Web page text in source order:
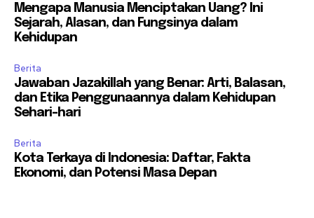
Mengapa Manusia Menciptakan Uang? Ini
Sejarah, Alasan, dan Fungsinya dalam
Kehidupan
Berita
Jawaban Jazakillah yang Benar: Arti, Balasan,
dan Etika Penggunaannya dalam Kehidupan
Sehari-hari
Berita
Kota Terkaya di Indonesia: Daftar, Fakta
Ekonomi, dan Potensi Masa Depan